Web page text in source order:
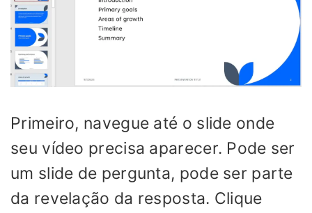
Primeiro, navegue até o slide onde
seu vídeo precisa aparecer. Pode ser
um slide de pergunta, pode ser parte
da revelação da resposta. Clique